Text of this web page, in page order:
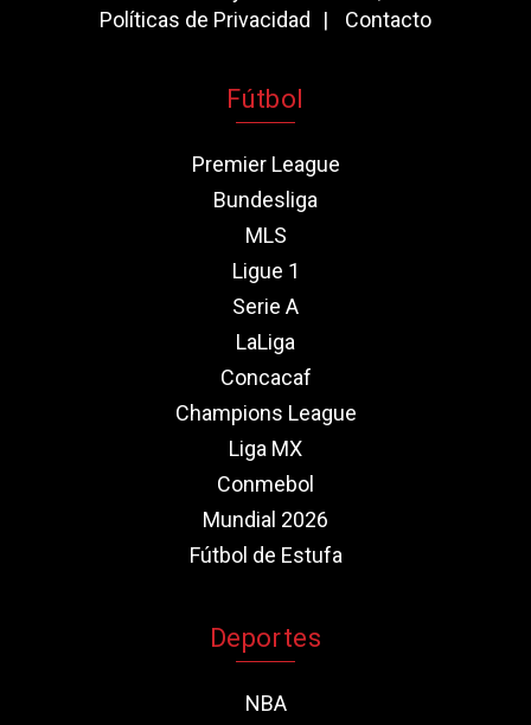
Políticas de Privacidad
Contacto
Fútbol
Premier League
Bundesliga
MLS
Ligue 1
Serie A
LaLiga
Concacaf
Champions League
Liga MX
Conmebol
Mundial 2026
Fútbol de Estufa
Deportes
NBA